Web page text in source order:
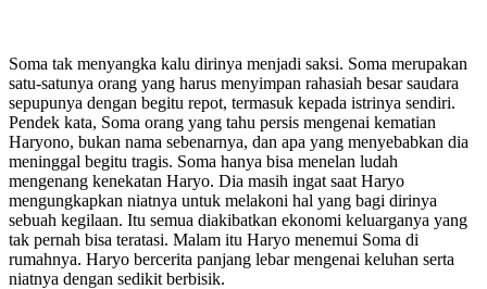
Soma tak menyangka kalu dirinya menjadi saksi. Soma merupakan
satu-satunya orang yang harus menyimpan rahasiah besar saudara
sepupunya dengan begitu repot, termasuk kepada istrinya sendiri.
Pendek kata, Soma orang yang tahu persis mengenai kematian
Haryono, bukan nama sebenarnya, dan apa yang menyebabkan dia
meninggal begitu tragis. Soma hanya bisa menelan ludah
mengenang kenekatan Haryo. Dia masih ingat saat Haryo
mengungkapkan niatnya untuk melakoni hal yang bagi dirinya
sebuah kegilaan. Itu semua diakibatkan ekonomi keluarganya yang
tak pernah bisa teratasi. Malam itu Haryo menemui Soma di
rumahnya. Haryo bercerita panjang lebar mengenai keluhan serta
niatnya dengan sedikit berbisik.